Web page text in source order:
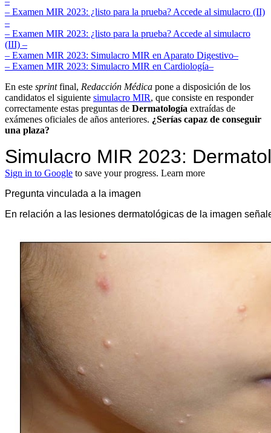
– Examen MIR 2023: ¿listo para la prueba? Accede al simulacro (II)
–
– Examen MIR 2023: ¿listo para la prueba? Accede al simulacro
(III) –
– Examen MIR 2023: Simulacro MIR en Aparato Digestivo–
– Examen MIR 2023: Simulacro MIR en Cardiología–
En este sprintfinal, Redacción Médica pone a disposición de los
candidatos el siguiente simulacro MIR, que consiste en responder
correctamente estas preguntas de Dermatología extraídas de
exámenes oficiales de años anteriores. ¿Serías capaz de conseguir
una plaza?